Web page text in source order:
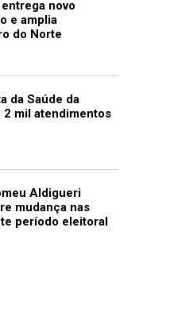
novo
e amplia
do Norte
da Saúde da
mil atendimentos
Aldigueri
mudança nas
período eleitoral